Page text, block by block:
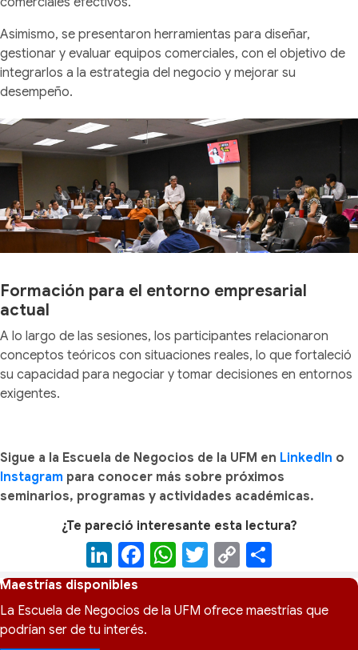
Asimismo, se presentaron herramientas para diseñar,
gestionar y evaluar equipos comerciales, con el objetivo de
integrarlos a la estrategia del negocio y mejorar su
desempeño.
Formación para el entorno empresarial
actual
A lo largo de las sesiones, los participantes relacionaron
conceptos teóricos con situaciones reales, lo que fortaleció
su capacidad para negociar y tomar decisiones en entornos
exigentes.
Sigue a la Escuela de Negocios de la UFM en LinkedIn o
Instagram para conocer más sobre próximos
seminarios, programas y actividades académicas.
¿Te pareció interesante esta lectura?
Li
n
k
e
F
a
c
W
h
at
T
wi
tt
C
o
p
o
m
Maestrías disponibles
La Escuela de Negocios de la UFM ofrece maestrías que
podrían ser de tu interés.